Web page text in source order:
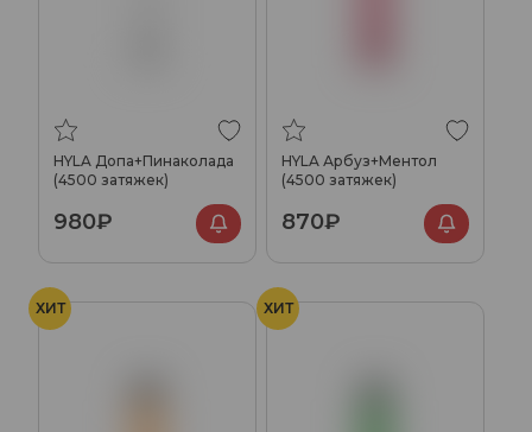
HYLA Допа+Пинаколада
(4500 затяжек)
980₽
HYLA Арбуз+Ментол
(4500 затяжек)
870₽
ХИТ ХИТ